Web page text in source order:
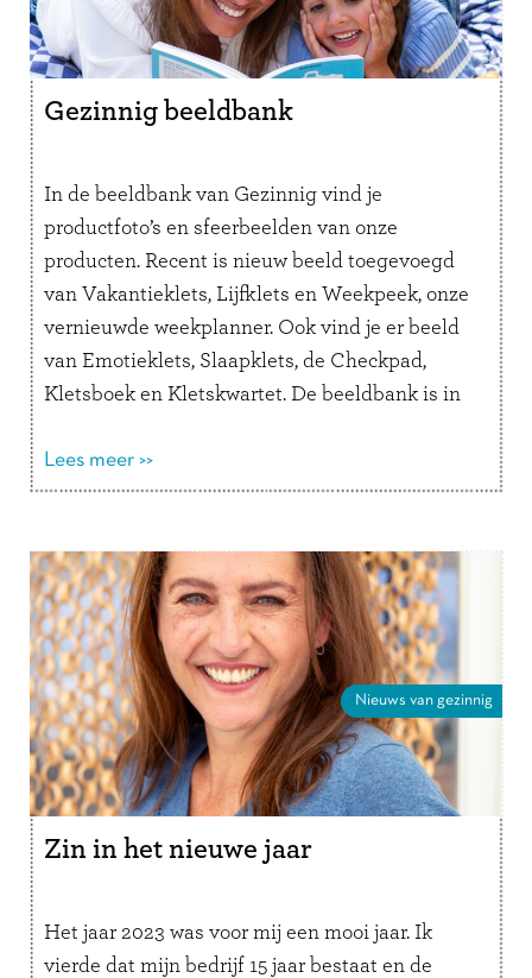
Gezinnig beeldbank
In de beeldbank van Gezinnig vind je
productfoto’s en sfeerbeelden van onze
producten. Recent is nieuw beeld toegevoegd
van Vakantieklets, Lijfklets en Weekpeek, onze
vernieuwde weekplanner. Ook vind je er beeld
van Emotieklets, Slaapklets, de Checkpad,
Kletsboek en Kletskwartet. De beeldbank is in
verschillende kletsboeken en de Checkpad.
Misschien …Lees verder
Lees meer >>
Nieuws van gezinnig
Zin in het nieuwe jaar
Het jaar 2023 was voor mij een mooi jaar. Ik
vierde dat mijn bedrijf 15 jaar bestaat en de